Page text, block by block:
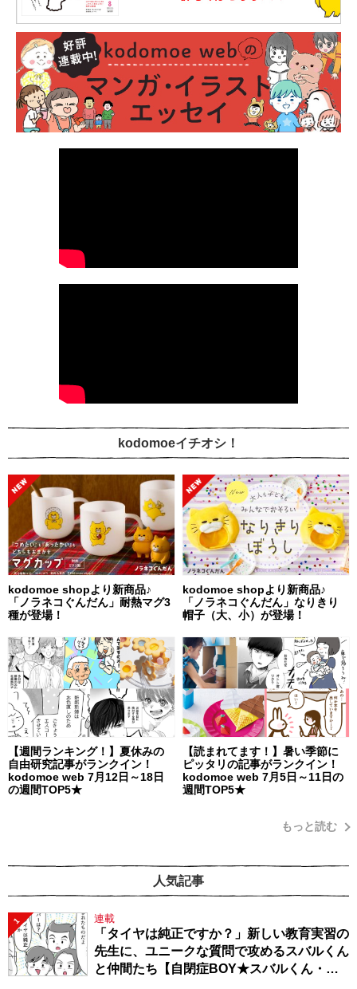
kodomoeイチオシ！
kodomoe shopより新商品♪
「ノラネコぐんだん」耐熱マグ3
種が登場！
kodomoe shopより新商品♪
「ノラネコぐんだん」なりきり
帽子（大、小）が登場！
【週間ランキング！】夏休みの
自由研究記事がランクイン！
kodomoe web 7月12日～18日
の週間TOP5★
【読まれてます！】暑い季節に
ピッタリの記事がランクイン！
kodomoe web 7月5日～11日の
週間TOP5★
もっと読む
人気記事
1 連載
「タイヤは純正ですか？」新しい教育実習の
先生に、ユニークな質問で攻めるスバルくん
と仲間たち【自閉症BOY★スバルくん・